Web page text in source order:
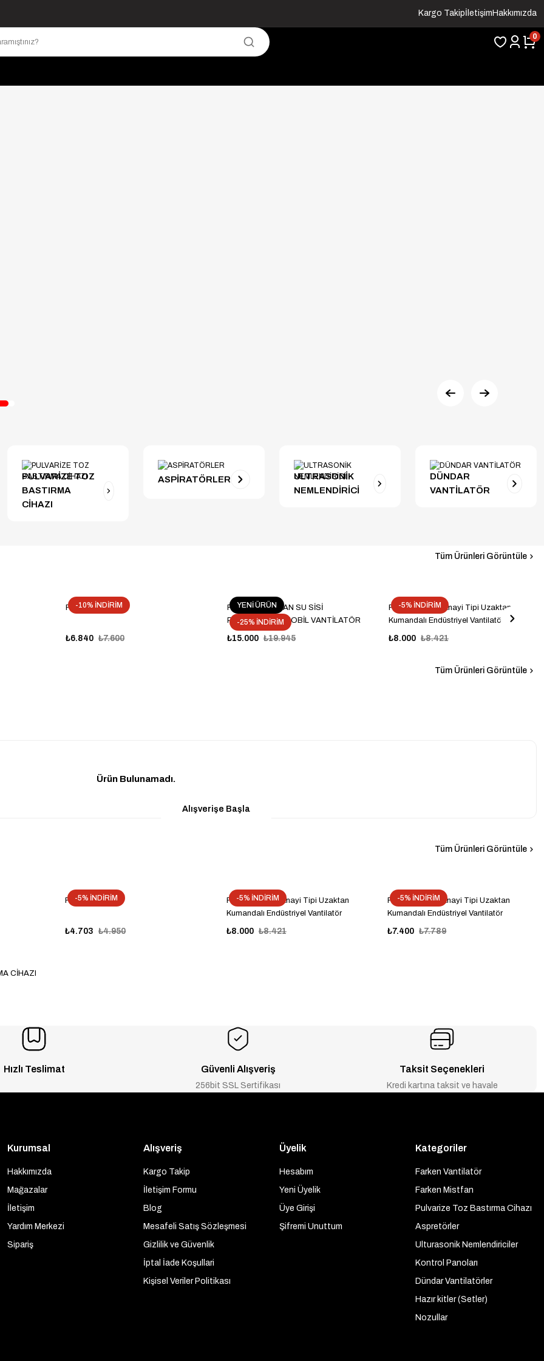
Kargo Takipİletişim Hakkımızda
0
PULVARİZE TOZ
BASTIRMA
CİHAZI
ASPİRATÖRLER
ULTRASONİK
NEMLENDİRİCİ
DÜNDAR
VANTİLATÖR
Tüm Ürünleri Görüntüle
-10% İNDİRİM
FARKEN SF75
₺6.840 ₺7.600
YENİ ÜRÜN
-25% İNDİRİM
FARKEN MİSTFAN SU SİSİ
PÜSKÜRTMELİ MOBİL VANTİLATÖR
₺15.000 ₺19.945
-5% İNDİRİM
Farken 65cm Sanayi Tipi Uzaktan
Kumandalı Endüstriyel Vantilatör
₺8.000 ₺8.421
Tüm Ürünleri Görüntüle
Ürün Bulunamadı.
Alışverişe Başla
Tüm Ürünleri Görüntüle
-5% İNDİRİM
FARKEN SF50
₺4.703 ₺4.950
-5% İNDİRİM
Farken 65cm Sanayi Tipi Uzaktan
Kumandalı Endüstriyel Vantilatör
₺8.000 ₺8.421
-5% İNDİRİM
Farken 50cm Sanayi Tipi Uzaktan
Kumandalı Endüstriyel Vantilatör
₺7.400 ₺7.789
CİHAZI
Hızlı Teslimat Güvenli Alışveriş
256bit SSL Sertifikası
Taksit Seçenekleri
Kredi kartına taksit ve havale
Kurumsal
Hakkımızda
Mağazalar
İletişim
Yardım Merkezi
Sipariş
Alışveriş
Kargo Takip
İletişim Formu
Blog
Mesafeli Satış Sözleşmesi
Gizlilik ve Güvenlik
İptal İade Koşullari
Kişisel Veriler Politikası
Üyelik
Hesabım
Yeni Üyelik
Üye Girişi
Şifremi Unuttum
Kategoriler
Farken Vantilatör
Farken Mistfan
Pulvarize Toz Bastırma Cihazı
Aspretörler
Ulturasonik Nemlendiriciler
Kontrol Panoları
Dündar Vantilatörler
Hazır kitler (Setler)
Nozullar